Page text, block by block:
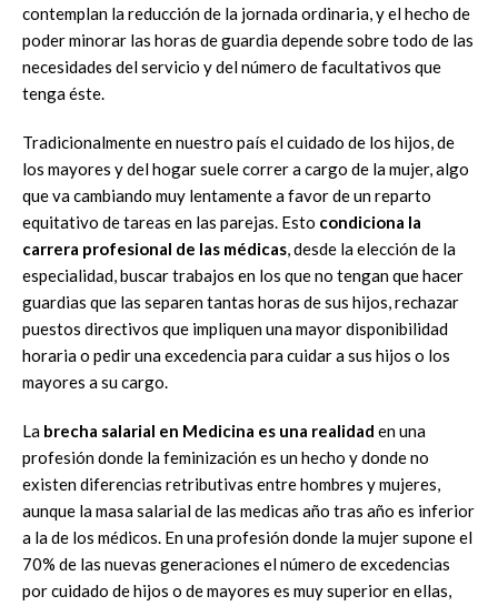
contemplan la reducción de la jornada ordinaria, y el hecho de
poder minorar las horas de guardia depende sobre todo de las
necesidades del servicio y del número de facultativos que
tenga éste.
Tradicionalmente en nuestro país el cuidado de los hijos, de
los mayores y del hogar suele correr a cargo de la mujer, algo
que va cambiando muy lentamente a favor de un reparto
equitativo de tareas en las parejas. Esto condiciona la
carrera profesional de las médicas, desde la elección de la
especialidad, buscar trabajos en los que no tengan que hacer
guardias que las separen tantas horas de sus hijos, rechazar
puestos directivos que impliquen una mayor disponibilidad
horaria o pedir una excedencia para cuidar a sus hijos o los
mayores a su cargo.
La brecha salarial en Medicina es una realidad en una
profesión donde la feminización es un hecho y donde no
existen diferencias retributivas entre hombres y mujeres,
aunque la masa salarial de las medicas año tras año es inferior
a la de los médicos. En una profesión donde la mujer supone el
70% de las nuevas generaciones el número de excedencias
por cuidado de hijos o de mayores es muy superior en ellas,